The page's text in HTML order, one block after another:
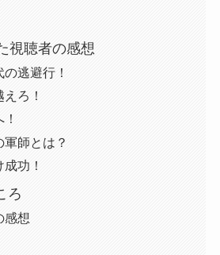
視聴者の感想
逃避行！
ろ！
軍師とは？
功！
ろ
感想